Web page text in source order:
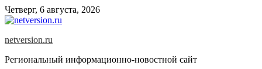
Skip
to
Четверг, 6 августа, 2026
netversion.ru
Региональный информационно-новостной сайт